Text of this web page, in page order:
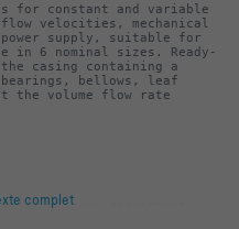
for constant and variable
velocities, mechanical
supply, suitable for
6 nominal sizes. Ready-
casing containing a
bellows, leaf
the volume flow rate
without adjustment
complet